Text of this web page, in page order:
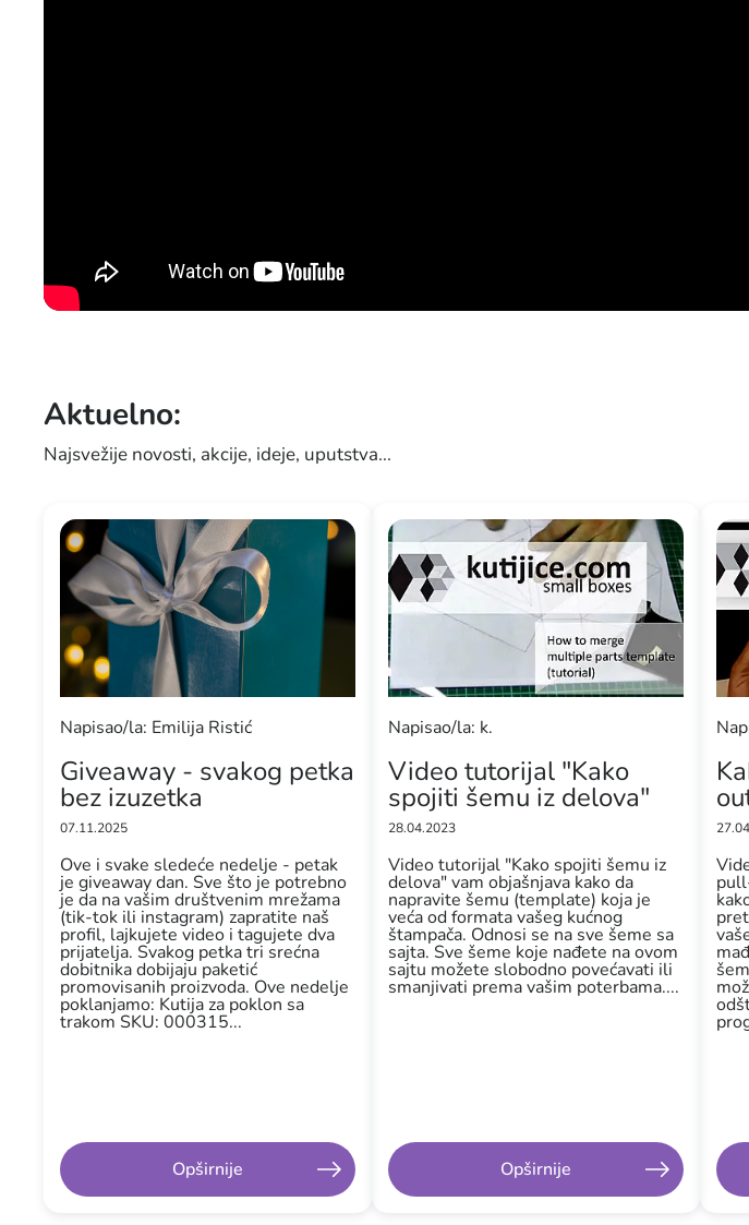
Aktuelno:
Najsvežije novosti, akcije, ideje, uputstva...
Napisao/la: Emilija Ristić
Giveaway - svakog petka
bez izuzetka
07.11.2025
Ove i svake sledeće nedelje - petak
je giveaway dan. Sve što je potrebno
je da na vašim društvenim mrežama
(tik-tok ili instagram) zapratite naš
profil, lajkujete video i tagujete dva
prijatelja. Svakog petka tri srećna
dobitnika dobijaju paketić
promovisanih proizvoda. Ove nedelje
poklanjamo: Kutija za poklon sa
trakom SKU: 000315...
Opširnije
Napisao/la: k.
Video tutorijal "Kako
spojiti šemu iz delova"
28.04.2023
Video tutorijal "Kako spojiti šemu iz
delova" vam objašnjava kako da
napravite šemu (template) koja je
veća od formata vašeg kućnog
štampača. Odnosi se na sve šeme sa
sajta. Sve šeme koje nađete na ovom
sajtu možete slobodno povećavati ili
smanjivati prema vašim poterbama....
Opširnije